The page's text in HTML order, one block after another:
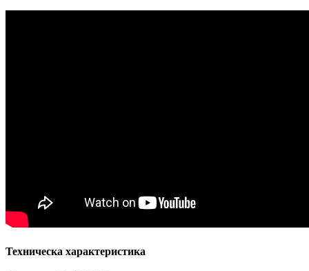
Техническа характеристика